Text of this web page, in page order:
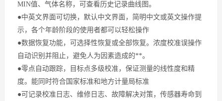
MIN值、气体名称，可查看历史记录曲线图。
●中英文界面可切换，默认中文界面，简明中文或英文操作提
示，各个年龄阶段的使用者都可以轻松操作
●数据恢复功能，可选择性恢复或全部恢复。浓度校准误操作
自动识别并阻止，避免人为因素造成的**。
●零点自动跟踪，目标点多级校准，保证测量的线性度和精
度。能同时符合国家标准和地方计量局标准
●可记录校准日志、维修日志、故障解决对策，传感器寿命到